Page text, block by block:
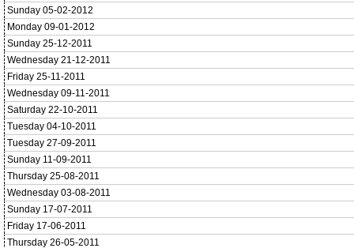
Sunday 05-02-2012
Monday 09-01-2012
Sunday 25-12-2011
Wednesday 21-12-2011
Friday 25-11-2011
Wednesday 09-11-2011
Saturday 22-10-2011
Tuesday 04-10-2011
Tuesday 27-09-2011
Sunday 11-09-2011
Thursday 25-08-2011
Wednesday 03-08-2011
Sunday 17-07-2011
Friday 17-06-2011
Thursday 26-05-2011